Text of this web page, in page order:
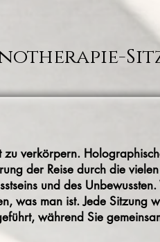
zu verkörpern.
der Reise durch die
und des
was man ist. Jede Sitzung
während Sie